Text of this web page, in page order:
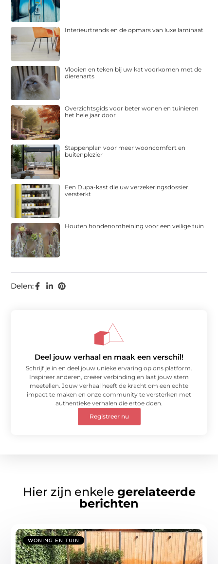
Delen:
Interieurtrends en de opmars van luxe laminaat
Vlooien en teken bij uw kat voorkomen met de
dierenarts
Overzichtsgids voor beter wonen en tuinieren
het hele jaar door
Stappenplan voor meer wooncomfort en
buitenplezier
Een Dupa-kast die uw verzekeringsdossier
versterkt
Houten hondenomheining voor een veilige tuin
Deel jouw verhaal en maak een verschil!
Schrijf je in en deel jouw unieke ervaring op ons platform.
Inspireer anderen, creëer verbinding en laat jouw stem
meetellen. Jouw verhaal heeft de kracht om een echte
impact te maken en onze community te versterken met
authentieke verhalen die ertoe doen.
Registreer nu
Hier zijn enkele gerelateerde
berichten
WONING EN TUIN